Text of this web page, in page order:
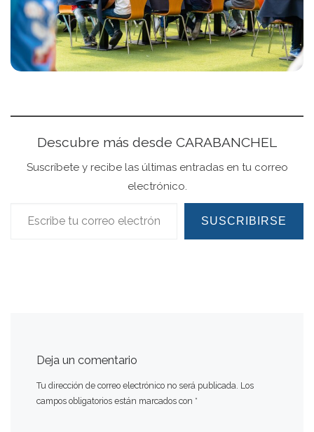
Descubre más desde CARABANCHEL
Suscríbete y recibe las últimas entradas en tu correo
electrónico.
Escribe tu correo electrónico…
SUSCRIBIRSE
Deja un comentario
Tu dirección de correo electrónico no será publicada. Los
campos obligatorios están marcados con *